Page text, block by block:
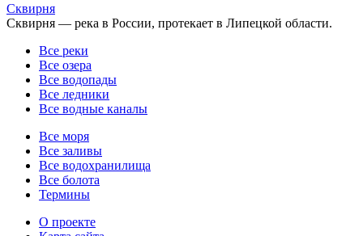
Сквирня
Сквирня — река в России, протекает в Липецкой области.
Все реки
Все озера
Все водопады
Все ледники
Все водные каналы
Все моря
Все заливы
Все водохранилища
Все болота
Термины
О проекте